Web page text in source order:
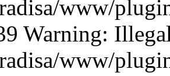
www/
Warning:
www/